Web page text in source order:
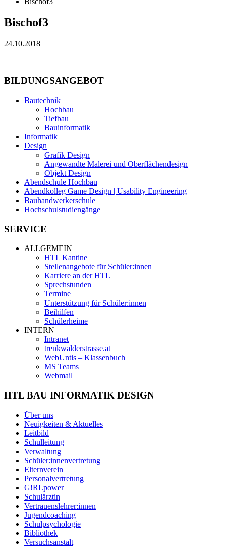
Bischof3
24.10.2018
BILDUNGSANGEBOT
Bautechnik
Hochbau
Tiefbau
Bauinformatik
Informatik
Design
Grafik Design
Angewandte Malerei und Oberflächendesign
Objekt Design
Abendschule Hochbau
Abendkolleg Game Design | Usability Engineering
Bauhandwerkerschule
Hochschulstudiengänge
SERVICE
ALLGEMEIN
HTL Kantine
Stellenangebote für Schüler:innen
Karriere an der HTL
Sprechstunden
Termine
Unterstützung für Schüler:innen
Beihilfen
Schülerheime
INTERN
Intranet
trenkwalderstrasse.at
WebUntis – Klassenbuch
MS Teams
Webmail
HTL BAU INFORMATIK DESIGN
Über uns
Neuigkeiten & Aktuelles
Leitbild
Schulleitung
Verwaltung
Schüler:innenvertretung
Elternverein
Personalvertretung
G!RLpower
Schulärztin
Vertrauenslehrer:innen
Jugendcoaching
Schulpsychologie
Bibliothek
Versuchsanstalt